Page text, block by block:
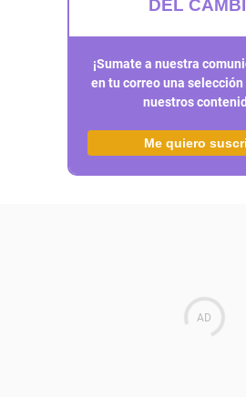
DEL
¡Sumate a nuestra
en tu correo una
nuestros
Me quiero